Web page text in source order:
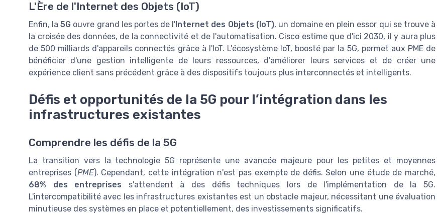
L'Ère de l'Internet des Objets (IoT)
Enfin, la5G ouvre grand les portes de l'Internet des Objets (IoT), un domaine en plein essor qui se trouve à
la croisée des données, de la connectivité et de l'automatisation. Cisco estime que d'ici 2030, il y aura plus
de 500 milliards d'appareils connectés grâce à l'IoT. L'écosystème IoT, boosté par la 5G, permet aux PME de
bénéficier d'une gestion intelligente de leurs ressources, d'améliorer leurs services et de créer une
expérience client sans précédent grâce à des dispositifs toujours plus interconnectés et intelligents.
Défis et opportunités de la 5G pour l’intégration dans les
infrastructures existantes
Comprendre les défis de la 5G
La transition vers la technologie 5G représente une avancée majeure pour les petites et moyennes
entreprises (PME). Cependant, cette intégration n'est pas exempte de défis. Selon une étude de marché,
68% des entreprises s'attendent à des défis techniques lors de l'implémentation de la 5G.
L'intercompatibilité avec les infrastructures existantes est un obstacle majeur, nécessitant une évaluation
minutieuse des systèmes en place et potentiellement, des investissements significatifs.